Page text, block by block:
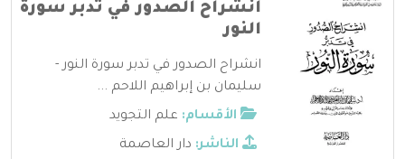
انشراح الصدور في تدبر سورة
النور
انشراح الصدور في تدبر سورة النور -
سليمان بن إبراهيم اللاحم ...
الأقسام: علم التجويد
الناشر: دار العاصمة